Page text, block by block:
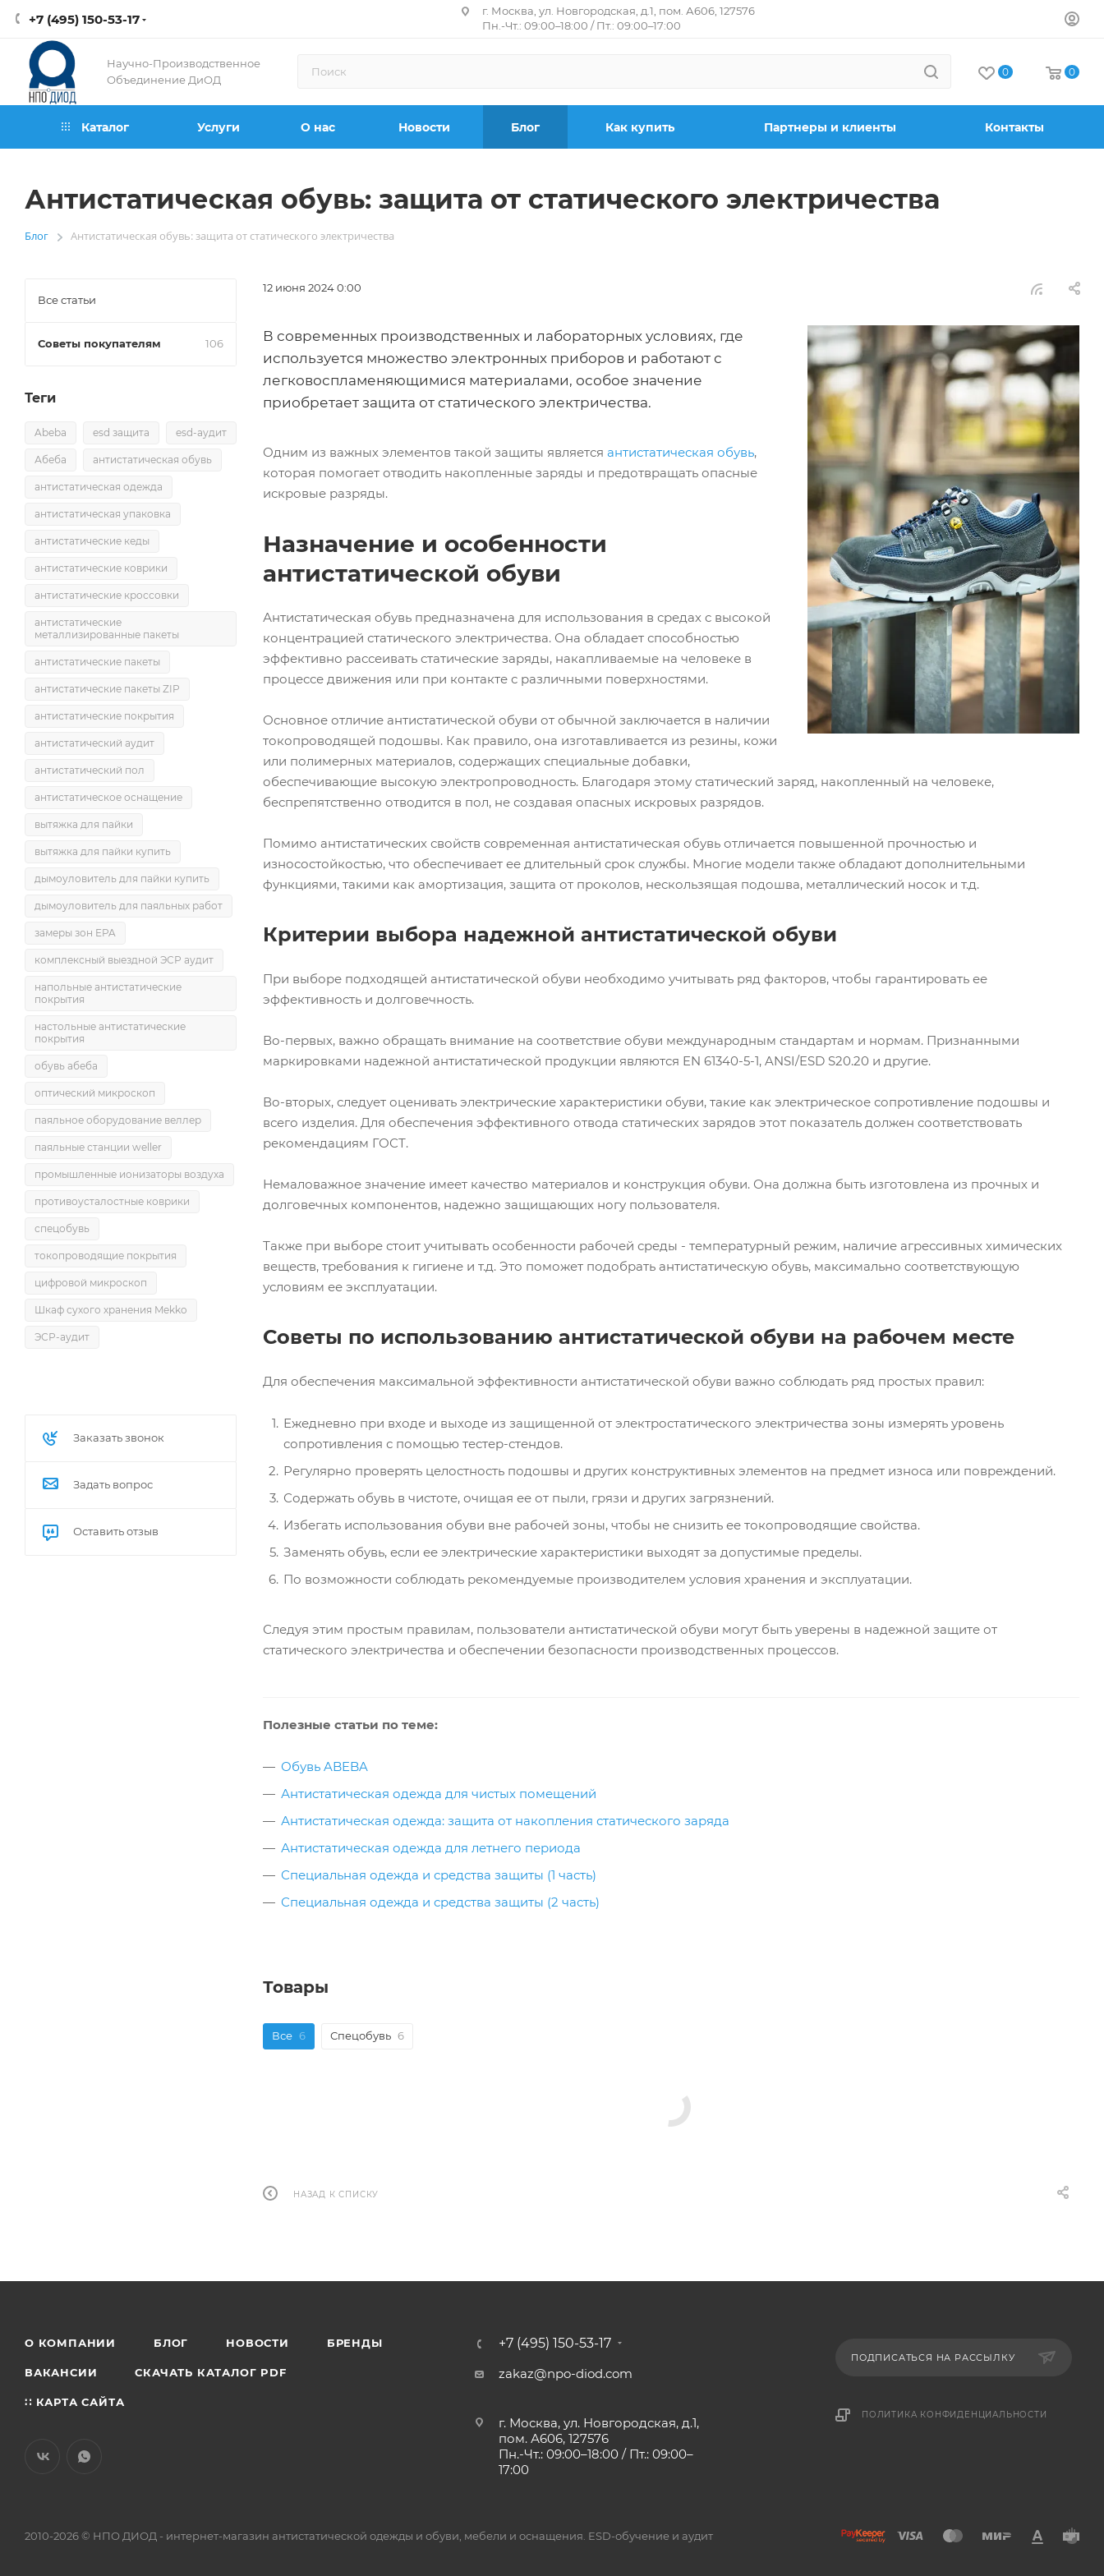
+7 (495) 150-53-17
г. Москва, ул. Новгородская, д.1, пом. А606, 127576
Пн.-Чт.: 09:00–18:00 / Пт.: 09:00–17:00
Научно-Производственное
Объединение ДиОД
0 0
Каталог Услуги О нас Новости Блог Как купить Партнеры и клиенты Контакты
Антистатическая обувь: защита от статического электричества
Блог —
Антистатическая обувь: защита от статического электричества
12 июня 2024 0:00
В современных производственных и лабораторных условиях, где
используется множество электронных приборов и работают с
легковоспламеняющимися материалами, особое значение
приобретает защита от статического электричества.
Одним из важных элементов такой защиты является антистатическая обувь,
которая помогает отводить накопленные заряды и предотвращать опасные
искровые разряды.
Назначение и особенности
антистатической обуви
Антистатическая обувь предназначена для использования в средах с высокой
концентрацией статического электричества. Она обладает способностью
эффективно рассеивать статические заряды, накапливаемые на человеке в
процессе движения или при контакте с различными поверхностями.
Основное отличие антистатической обуви от обычной заключается в наличии
токопроводящей подошвы. Как правило, она изготавливается из резины, кожи
или полимерных материалов, содержащих специальные добавки,
обеспечивающие высокую электропроводность. Благодаря этому статический заряд, накопленный на человеке,
беспрепятственно отводится в пол, не создавая опасных искровых разрядов.
Помимо антистатических свойств современная антистатическая обувь отличается повышенной прочностью и
износостойкостью, что обеспечивает ее длительный срок службы. Многие модели также обладают дополнительными
функциями, такими как амортизация, защита от проколов, нескользящая подошва, металлический носок и т.д.
Критерии выбора надежной антистатической обуви
При выборе подходящей антистатической обуви необходимо учитывать ряд факторов, чтобы гарантировать ее
эффективность и долговечность.
Во-первых, важно обращать внимание на соответствие обуви международным стандартам и нормам. Признанными
маркировками надежной антистатической продукции являются EN 61340-5-1, ANSI/ESD S20.20 и другие.
Во-вторых, следует оценивать электрические характеристики обуви, такие как электрическое сопротивление подошвы и
всего изделия. Для обеспечения эффективного отвода статических зарядов этот показатель должен соответствовать
рекомендациям ГОСТ.
Немаловажное значение имеет качество материалов и конструкция обуви. Она должна быть изготовлена из прочных и
долговечных компонентов, надежно защищающих ногу пользователя.
Также при выборе стоит учитывать особенности рабочей среды - температурный режим, наличие агрессивных химических
веществ, требования к гигиене и т.д. Это поможет подобрать антистатическую обувь, максимально соответствующую
условиям ее эксплуатации.
Советы по использованию антистатической обуви на рабочем месте
Для обеспечения максимальной эффективности антистатической обуви важно соблюдать ряд простых правил:
Ежедневно при входе и выходе из защищенной от электростатического электричества зоны измерять уровень
сопротивления с помощью тестер-стендов.
Регулярно проверять целостность подошвы и других конструктивных элементов на предмет износа или повреждений.
Содержать обувь в чистоте, очищая ее от пыли, грязи и других загрязнений.
Избегать использования обуви вне рабочей зоны, чтобы не снизить ее токопроводящие свойства.
Заменять обувь, если ее электрические характеристики выходят за допустимые пределы.
По возможности соблюдать рекомендуемые производителем условия хранения и эксплуатации.
Следуя этим простым правилам, пользователи антистатической обуви могут быть уверены в надежной защите от
статического электричества и обеспечении безопасности производственных процессов.
Полезные статьи по теме:
Обувь ABEBA
Антистатическая одежда для чистых помещений
Антистатическая одежда: защита от накопления статического заряда
Антистатическая одежда для летнего периода
Специальная одежда и средства защиты (1 часть)
Специальная одежда и средства защиты (2 часть)
Товары
Все 6 Спецобувь 6
НАЗАД К СПИСКУ
Все статьи
Советы покупателям 106
Теги
Abeba esd защита esd-аудит
Абеба антистатическая обувь
антистатическая одежда
антистатическая упаковка
антистатические кеды
антистатические коврики
антистатические кроссовки
антистатические
металлизированные пакеты
антистатические пакеты
антистатические пакеты ZIP
антистатические покрытия
антистатический аудит
антистатический пол
антистатическое оснащение
вытяжка для пайки
вытяжка для пайки купить
дымоуловитель для пайки купить
дымоуловитель для паяльных работ
замеры зон EPA
комплексный выездной ЭСР аудит
напольные антистатические
покрытия
настольные антистатические
покрытия
обувь абеба
оптический микроскоп
паяльное оборудование веллер
паяльные станции weller
промышленные ионизаторы воздуха
противоусталостные коврики
спецобувь
токопроводящие покрытия
цифровой микроскоп
Шкаф сухого хранения Mekko
ЭСР-аудит
Заказать звонок
Задать вопрос
Оставить отзыв
О КОМПАНИИ БЛОГ НОВОСТИ БРЕНДЫ
ВАКАНСИИ СКАЧАТЬ КАТАЛОГ PDF
∷ КАРТА САЙТА
+7 (495) 150-53-17
zakaz@npo-diod.com
г. Москва, ул. Новгородская, д.1,
пом. А606, 127576
Пн.-Чт.: 09:00–18:00 / Пт.: 09:00–
17:00
ПОДПИСАТЬСЯ НА РАССЫЛКУ
ПОЛИТИКА КОНФИДЕНЦИАЛЬНОСТИ
2010-2026 © НПО ДИОД - интернет-магазин антистатической одежды и обуви, мебели и оснащения. ESD-обучение и аудит